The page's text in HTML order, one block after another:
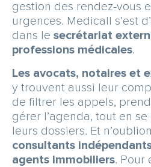
gestion des rendez-vous
urgences. Medicall s’est
dans le secrétariat
professions médicales.
Les avocats, notaires et
y trouvent aussi leur
de filtrer les appels,
gérer l’agenda, tout en
leurs dossiers. Et
consultants
agents immobiliers. Pour